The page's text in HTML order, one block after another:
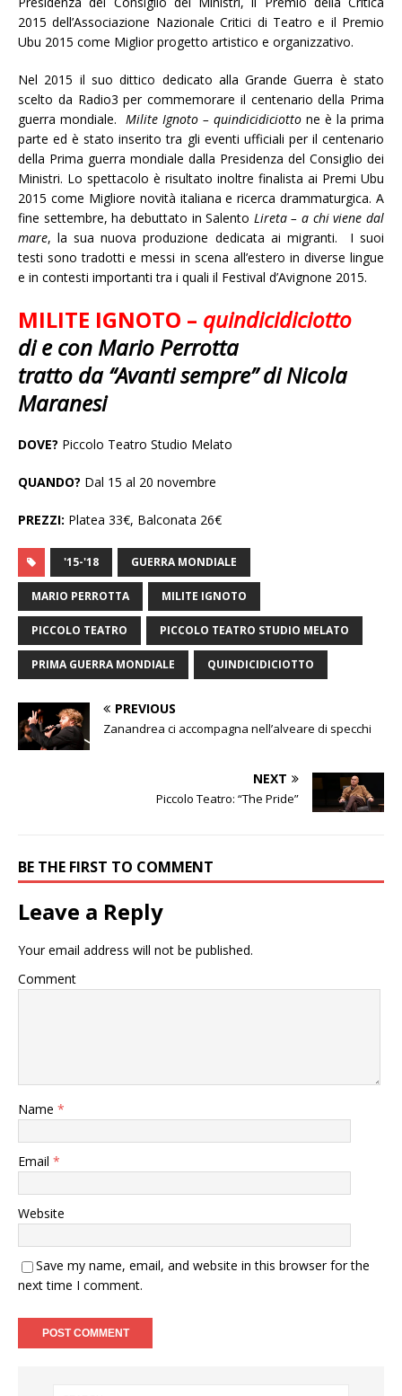
2015 dell’Associazione Nazionale Critici di Teatro e il Premio
Ubu 2015 come Miglior progetto artistico e organizzativo.
Nel 2015 il suo dittico dedicato alla Grande Guerra è stato
scelto da Radio3 per commemorare il centenario della Prima
guerra mondiale. Milite Ignoto – quindicidiciotto ne è la prima
parte ed è stato inserito tra gli eventi ufficiali per il centenario
della Prima guerra mondiale dalla Presidenza del Consiglio dei
Ministri. Lo spettacolo è risultato inoltre finalista ai Premi Ubu
2015 come Migliore novità italiana e ricerca drammaturgica. A
fine settembre, ha debuttato in Salento Lireta – a chi viene dal
mare, la sua nuova produzione dedicata ai migranti. I suoi
testi sono tradotti e messi in scena all’estero in diverse lingue
e in contesti importanti tra i quali il Festival d’Avignone 2015.
MILITE IGNOTO – quindicidiciotto
di e con Mario Perrotta
tratto da “Avanti sempre” di Nicola
Maranesi
DOVE? Piccolo Teatro Studio Melato
QUANDO? Dal 15 al 20 novembre
PREZZI: Platea 33€, Balconata 26€
'15-'18 GUERRA MONDIALE
MARIO PERROTTA MILITE IGNOTO
PICCOLO TEATRO PICCOLO TEATRO STUDIO MELATO
PRIMA GUERRA MONDIALE QUINDICIDICIOTTO
PREVIOUS
Zanandrea ci accompagna nell’alveare di specchi
NEXT
Piccolo Teatro: “The Pride”
BE THE FIRST TO COMMENT
Leave a Reply
Your email address will not be published.
Comment
Name *
Email *
Website
Save my name, email, and website in this browser for the
next time I comment.